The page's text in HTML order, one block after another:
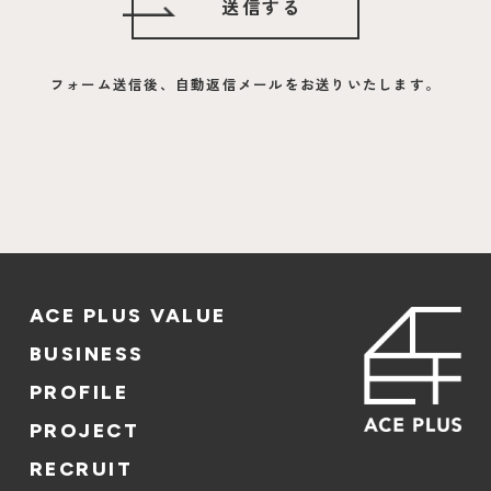
フォーム送信後、自動返信メールをお送りいたします。
ACE PLUS VALUE
BUSINESS
PROFILE
PROJECT
RECRUIT